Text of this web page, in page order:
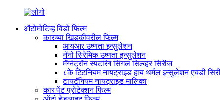
ऑटोमोटिव्ह विंडो फिल्म
कारच्या खिडकीवरील फिल्म
आयआर उष्णता इन्सुलेशन
नॅनो सिरेमिक उष्णता इन्सुलेशन
मॅग्नेट्रॉन स्पटरिंग सिंगल सिल्व्हर सिरीज
८के टिटनियम नायट्राइड हाय थर्मल इन्सुलेशन एचडी
टायटॅनियम नायट्राइड मालिका
कार पेंट प्रोटेक्शन फिल्म